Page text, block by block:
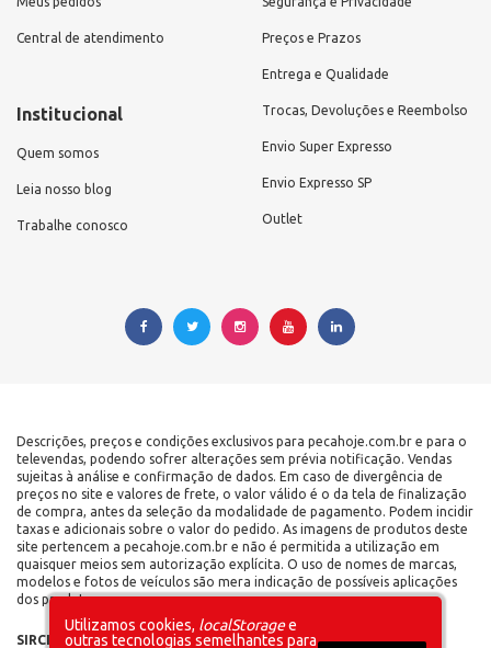
Central de atendimento
Institucional
Quem somos
Leia nosso blog
Trabalhe conosco
Preços e Prazos
Entrega e Qualidade
Trocas, Devoluções e Reembolso
Envio Super Expresso
Envio Expresso SP
Outlet
Descrições, preços e condições exclusivos para pecahoje.com.br e para o
televendas, podendo sofrer alterações sem prévia notificação. Vendas
sujeitas à análise e confirmação de dados. Em caso de divergência de
preços no site e valores de frete, o valor válido é o da tela de finalização
de compra, antes da seleção da modalidade de pagamento. Podem incidir
taxas e adicionais sobre o valor do pedido. As imagens de produtos deste
site pertencem a pecahoje.com.br e não é permitida a utilização em
quaisquer meios sem autorização explícita. O uso de nomes de marcas,
modelos e fotos de veículos são mera indicação de possíveis aplicações
dos produtos.
SIRCILLI COMÉRCIO DE COMPONENTES AUTOMOTIVOS LTDA |
Utilizamos cookies, localStoragee
outras tecnologias semelhantes para